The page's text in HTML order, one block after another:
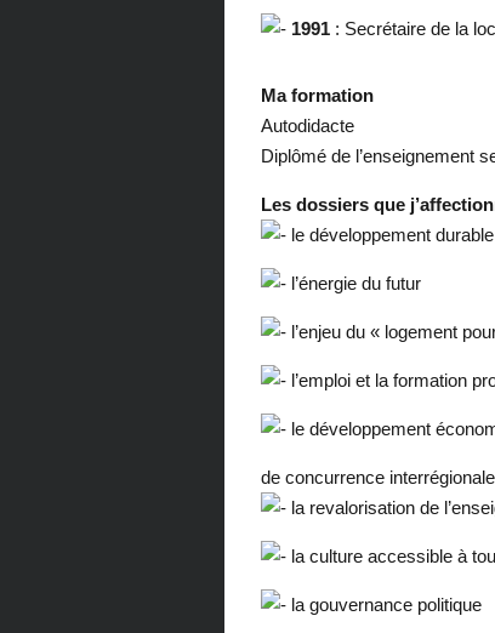
1991: Secrétaire de la
Ma formation
Autodidacte
Diplômé de l’enseignement
Les dossiers que
le développement durable
l’énergie du futur
l’enjeu du « logement
l’emploi et la formation
le développement
de concurrence
la revalorisation de
la culture accessible à
la gouvernance politique